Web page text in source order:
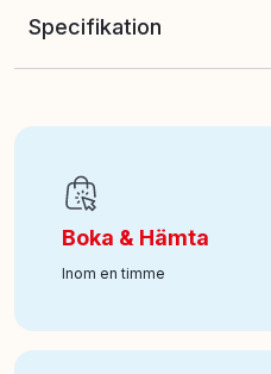
Specifikation
Ålder från
Art nr:100-56107395
Boka & Hämta
Inom en timme